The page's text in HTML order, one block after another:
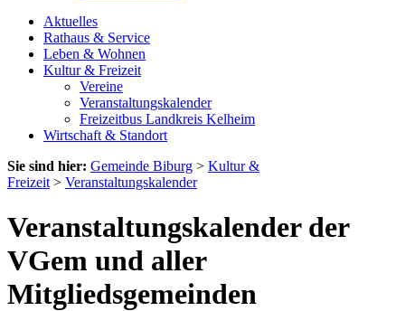
Aktuelles
Rathaus & Service
Leben & Wohnen
Kultur & Freizeit
Vereine
Veranstaltungskalender
Freizeitbus Landkreis Kelheim
Wirtschaft & Standort
Sie sind hier: Gemeinde Biburg > Kultur &
Freizeit > Veranstaltungskalender
Veranstaltungskalender der
VGem und aller
Mitgliedsgemeinden